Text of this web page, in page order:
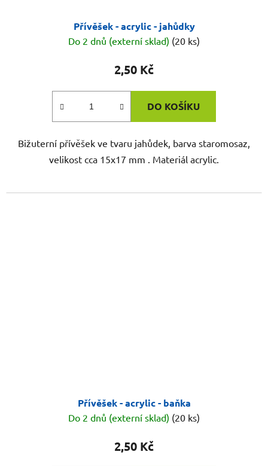
Přívěšek - acrylic - jahůdky
Do 2 dnů (externí sklad) (20 ks)
2,50 Kč
DO KOŠÍKU
Bižuterní přívěšek ve tvaru jahůdek, barva staromosaz,
velikost cca 15x17 mm . Materiál acrylic.
Přívěšek - acrylic - baňka
Do 2 dnů (externí sklad) (20 ks)
2,50 Kč